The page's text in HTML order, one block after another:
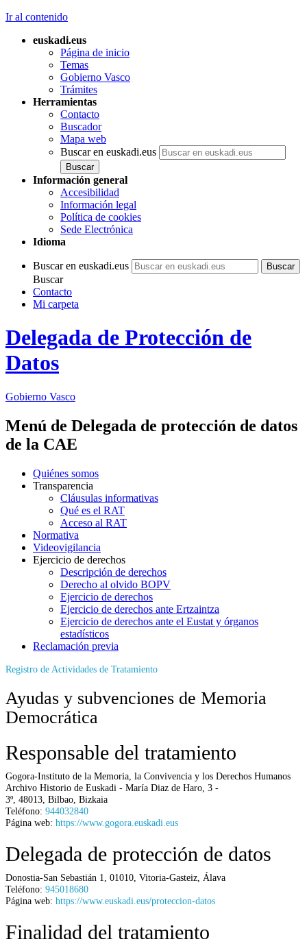
Ir al contenido
euskadi.eus
Página de inicio
Temas
Gobierno Vasco
Trámites
Herramientas
Contacto
Buscador
Mapa web
Buscar en euskadi.eus
Información general
Accesibilidad
Información legal
Política de cookies
Sede Electrónica
Idioma
Buscar en euskadi.eus
Buscar
Contacto
Mi carpeta
Delegada de Protección de
Datos
Gobierno Vasco
Menú de Delegada de protección de datos
de la CAE
Quiénes somos
Transparencia
Cláusulas informativas
Qué es el RAT
Acceso al RAT
Normativa
Videovigilancia
Ejercicio de derechos
Descripción de derechos
Derecho al olvido BOPV
Ejercicio de derechos
Ejercicio de derechos ante Ertzaintza
Ejercicio de derechos ante el Eustat y órganos
estadísticos
Reclamación previa
Registro de Actividades de Tratamiento
Ayudas y subvenciones de Memoria
Democrática
Responsable del tratamiento
Gogora-Instituto de la Memoria, la Convivencia y los Derechos Humanos
Archivo Historio de Euskadi - María Diaz de Haro, 3 -
3º 48013 Bilbao Bizkaia
Teléfono: 944032840
Página web: https://www.gogora.euskadi.eus
Delegada de protección de datos
Donostia-San Sebastián 1 01010 Vitoria-Gasteiz Álava
Teléfono: 945018680
Página web: https://www.euskadi.eus/proteccion-datos
Finalidad del tratamiento